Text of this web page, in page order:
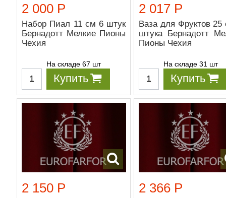
2 000 Р
Набор Пиал 11 см 6 штук
Бернадотт Мелкие Пионы
Чехия
На складе 67 шт
Купить
2 017 Р
Ваза для Фруктов 25
штука Бернадотт
Пионы Чехия
На складе 31 шт
Купить
2 150 Р 2 366 Р